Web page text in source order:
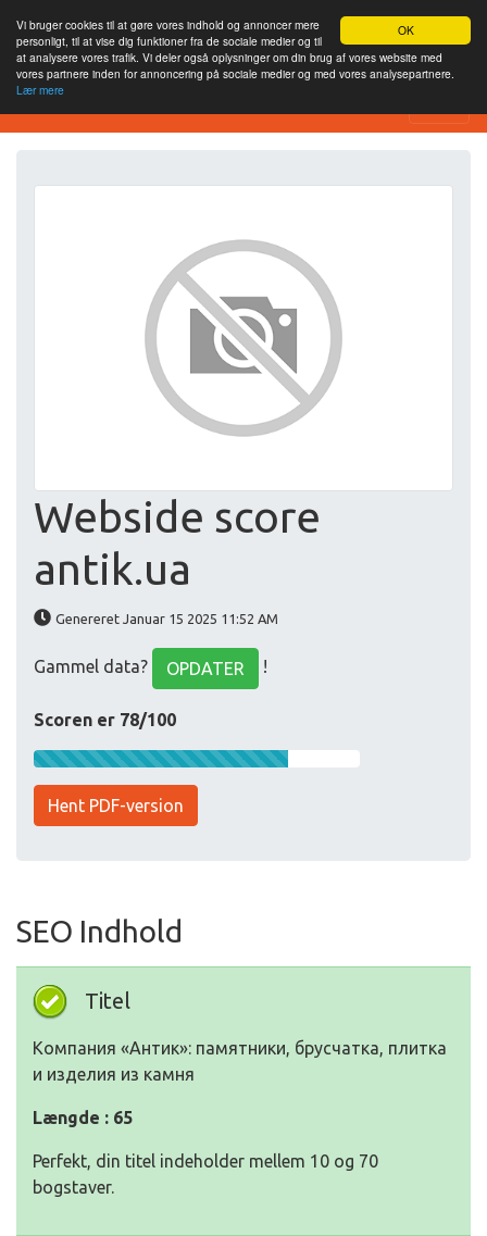
OK
Vi bruger cookies til at gøre vores indhold og annoncer mere
personligt, til at vise dig funktioner fra de sociale medier og til
at analysere vores trafik. Vi deler også oplysninger om din brug af vores website med
vores partnere inden for annoncering på sociale medier og med vores analysepartnere.
Lær mere
SEO Analytics
Webside score
antik.ua
Genereret Januar 15 2025 11:52 AM
Gammel data? OPDATER !
Scoren er 78/100
Hent PDF-version
SEO Indhold
Titel
Компания «Антик»: памятники, брусчатка, плитка
и изделия из камня
Længde : 65
Perfekt, din titel indeholder mellem 10 og 70
bogstaver.